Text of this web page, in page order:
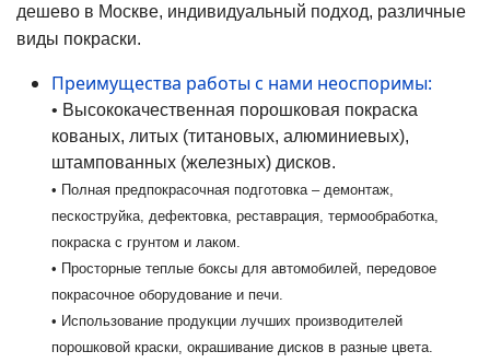
дешево в Москве, индивидуальный подход, различные
виды покраски.
Преимущества работы с нами неоспоримы:
• Высококачественная порошковая покраска
кованых, литых (титановых, алюминиевых),
штампованных (железных) дисков.
• Полная предпокрасочная подготовка – демонтаж,
пескоструйка, дефектовка, реставрация, термообработка,
покраска с грунтом и лаком.
• Просторные теплые боксы для автомобилей, передовое
покрасочное оборудование и печи.
• Использование продукции лучших производителей
порошковой краски, окрашивание дисков в разные цвета.